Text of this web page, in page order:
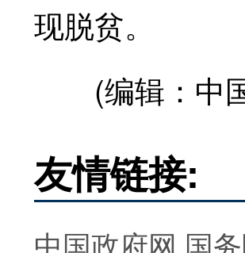
现脱贫。
(编辑：中国
友情链接:
中国政府网 国